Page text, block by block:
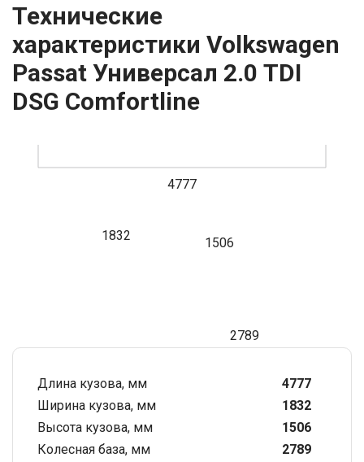
Технические
характеристики Volkswagen
Passat Универсал 2.0 TDI
DSG Comfortline
4777
1832 1506
2789
Длина кузова, мм
4777
Ширина кузова, мм
1832
Высота кузова, мм
1506
Колесная база, мм
2789